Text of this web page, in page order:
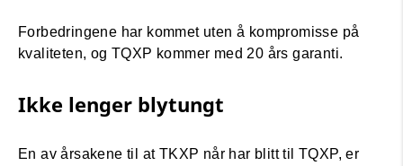
Forbedringene har kommet uten å kompromisse på
kvaliteten, og TQXP kommer med 20 års garanti.
Ikke lenger blytungt
En av årsakene til at TKXP når har blitt til TQXP, er